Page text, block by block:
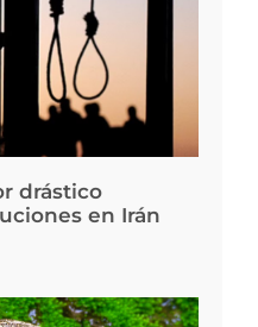
drástico
en Irán